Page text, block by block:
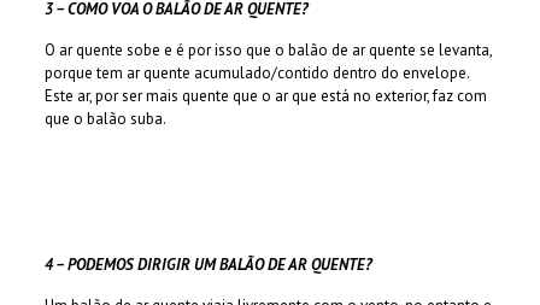
3 – COMO VOA O BALÃO DE AR QUENTE?
O ar quente sobe e é por isso que o balão de ar quente se levanta,
porque tem ar quente acumulado/contido dentro do envelope.
Este ar, por ser mais quente que o ar que está no exterior, faz com
que o balão suba.
4 – PODEMOS DIRIGIR UM BALÃO DE AR QUENTE?